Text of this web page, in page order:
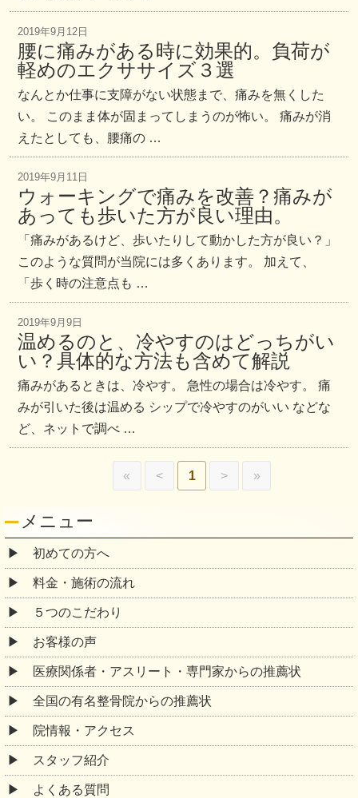
2019年9月12日
腰に痛みがある時に効果的。負荷が
軽めのエクササイズ３選
なんとか仕事に支障がない状態まで、痛みを無くした
い。 このまま体が固まってしまうのが怖い。 痛みが消
えたとしても、腰痛の …
2019年9月11日
ウォーキングで痛みを改善？痛みが
あっても歩いた方が良い理由。
「痛みがあるけど、歩いたりして動かした方が良い？」
このような質問が当院には多くあります。 加えて、
「歩く時の注意点も …
2019年9月9日
温めるのと、冷やすのはどっちがい
い？具体的な方法も含めて解説
痛みがあるときは、冷やす。 急性の場合は冷やす。 痛
みが引いた後は温める シップで冷やすのがいい などな
ど、ネットで調べ …
« < 1 > »
メニュー
初めての方へ
料金・施術の流れ
５つのこだわり
お客様の声
医療関係者・アスリート・専門家からの推薦状
全国の有名整骨院からの推薦状
院情報・アクセス
スタッフ紹介
よくある質問